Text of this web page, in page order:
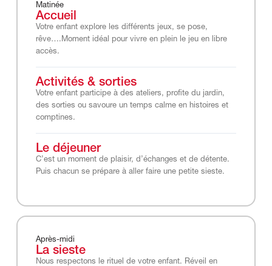
Matinée
Accueil
Votre enfant explore les différents jeux, se pose,
rêve….Moment idéal pour vivre en plein le jeu en libre
accès.
Activités & sorties
Votre enfant participe à des ateliers, profite du jardin,
des sorties ou savoure un temps calme en histoires et
comptines.
Le déjeuner
C’est un moment de plaisir, d’échanges et de détente.
Puis chacun se prépare à aller faire une petite sieste.
Après-midi
La sieste
Nous respectons le rituel de votre enfant. Réveil en